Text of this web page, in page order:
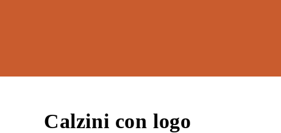
Calzini con logo